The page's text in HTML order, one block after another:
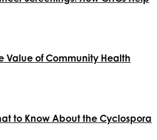
Value of Community Health
to Know About the Cyclospora